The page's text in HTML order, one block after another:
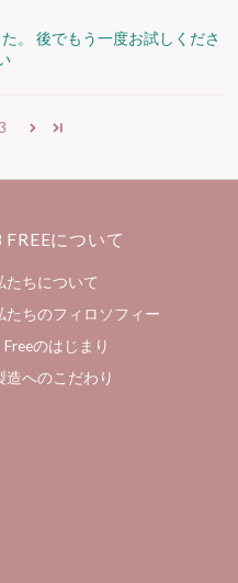
。 後でもう一度お試しくださ
FREEについて
たちについて
たちのフィロソフィー
Freeのはじまり
造へのこだわり